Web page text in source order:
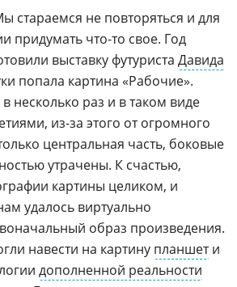
стараемся не повторяться и для
придумать что-то свое. Год
выставку футуриста Давида
попала картина «Рабочие».
несколько раз и в таком виде
из-за этого от огромного
центральная часть, боковые
утрачены. К счастью,
картины целиком, и
удалось виртуально
образ произведения.
навести на картину планшети
дополненной реальности